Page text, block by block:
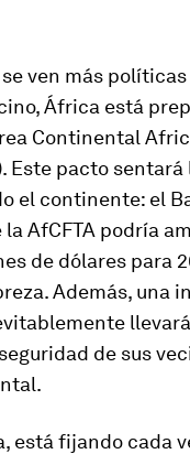
ven más
África está
Continental
Este pacto
el continente: el
la AfCFTA podría
de dólares para
Además, una
de sus
está fijando cada